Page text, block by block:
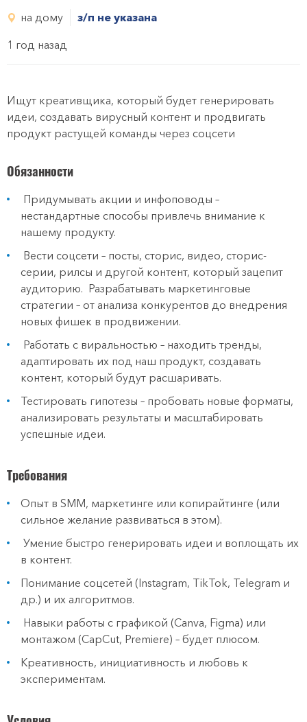
на дому
з/п не указана
1 год назад
Ищут креативщика, который будет генерировать
идеи, создавать вирусный контент и продвигать
продукт растущей команды через соцсети
Обязанности
Придумывать акции и инфоповоды –
нестандартные способы привлечь внимание к
нашему продукту.
Вести соцсети – посты, сторис, видео, сторис-
серии, рилсы и другой контент, который зацепит
аудиторию. Разрабатывать маркетинговые
стратегии – от анализа конкурентов до внедрения
новых фишек в продвижении.
Работать с виральностью – находить тренды,
адаптировать их под наш продукт, создавать
контент, который будут расшаривать.
Тестировать гипотезы – пробовать новые форматы,
анализировать результаты и масштабировать
успешные идеи.
Требования
Опыт в SMM, маркетинге или копирайтинге (или
сильное желание развиваться в этом).
Умение быстро генерировать идеи и воплощать их
в контент.
Понимание соцсетей (Instagram, TikTok, Telegram и
др.) и их алгоритмов.
Навыки работы с графикой (Canva, Figma) или
монтажом (CapCut, Premiere) – будет плюсом.
Креативность, инициативность и любовь к
экспериментам.